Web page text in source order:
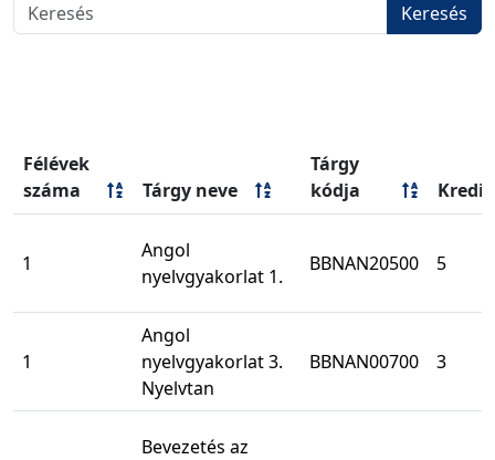
Keresés
Félévek
száma
Tárgy neve
Tárgy
kódja
Kredit
1
Angol
nyelvgyakorlat 1.
BBNAN20500 5
1
Angol
nyelvgyakorlat 3.
Nyelvtan
BBNAN00700 3
Bevezetés az